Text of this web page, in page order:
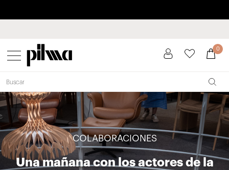
pilma 0
COLABORACIONES
Una mañana con los actores de la